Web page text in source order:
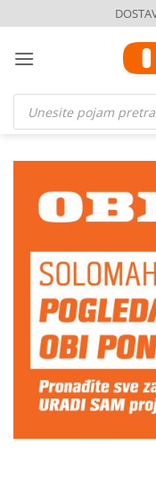
to
content
Products
search